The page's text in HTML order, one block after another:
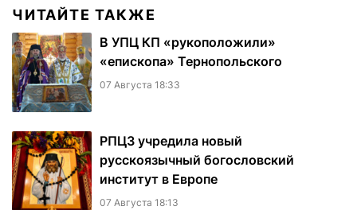
ЧИТАЙТЕ ТАКЖЕ
В УПЦ КП «рукоположили»
«епископа» Тернопольского
07 Августа 18:33
РПЦЗ учредила новый
русскоязычный богословский
институт в Европе
07 Августа 18:13